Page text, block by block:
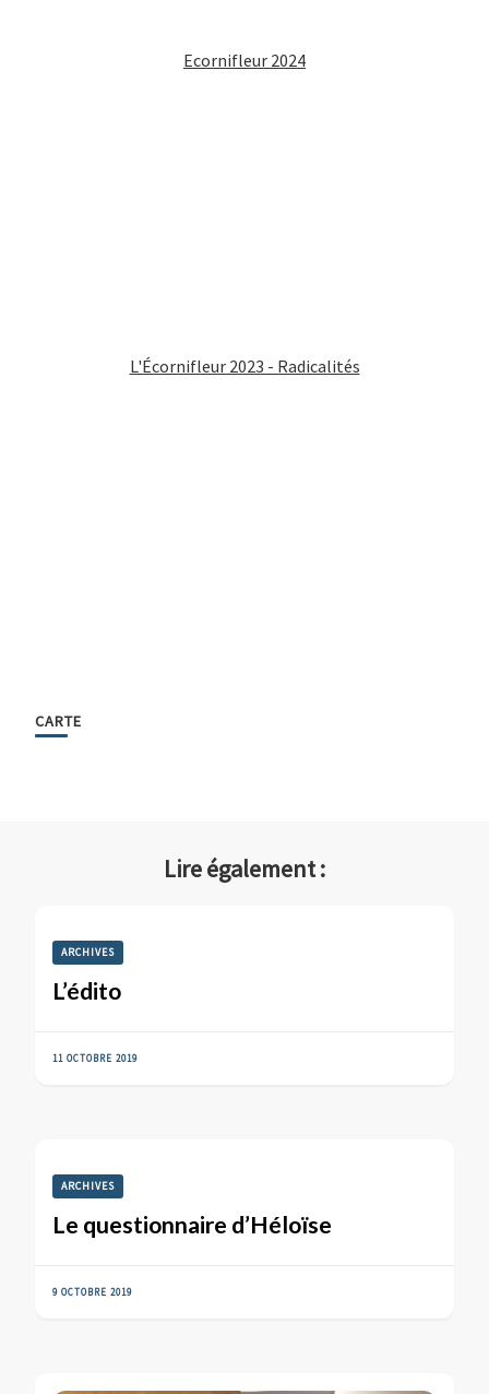
Ecornifleur 2024
L'Écornifleur 2023 - Radicalités
CARTE
Lire également :
ARCHIVES
L’édito
11 OCTOBRE 2019
ARCHIVES
Le questionnaire d’Héloïse
9 OCTOBRE 2019